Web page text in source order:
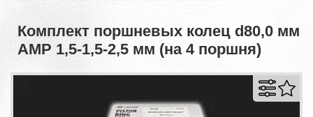
Комплект поршневых колец d80,0 мм
AMP 1,5-1,5-2,5 мм (на 4 поршня)